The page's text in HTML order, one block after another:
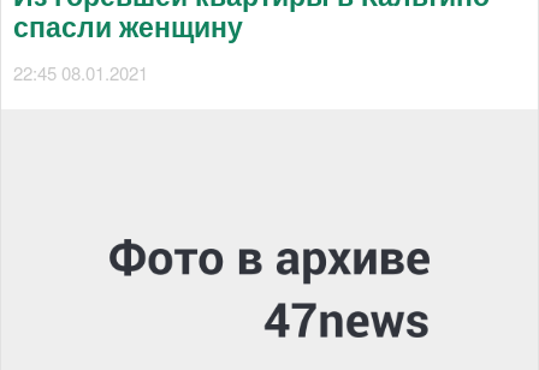
спасли женщину
22:45 08.01.2021